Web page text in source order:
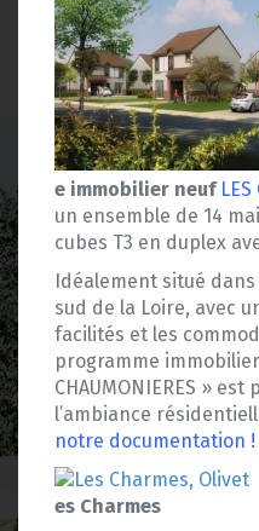
e immobilier neuf LES
un ensemble de 14
cubes T3 en duplex
Idéalement situé
sud de la Loire, avec
facilités et les
programme
CHAUMONIERES »
l’ambiance
notre documentation !
es Charmes